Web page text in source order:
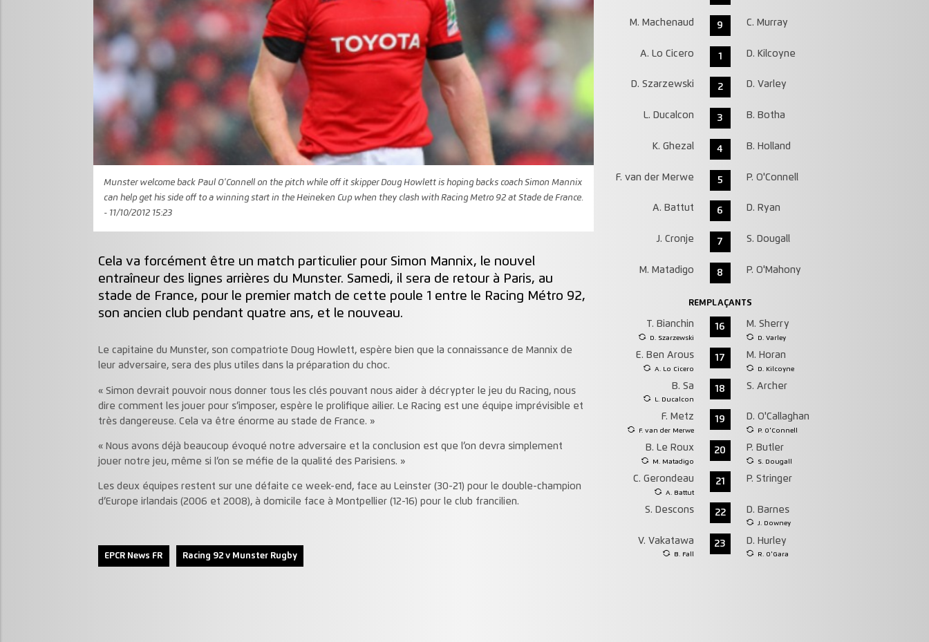
Munster welcome back Paul O'Connell on the pitch while off it skipper Doug Howlett is hoping backs coach Simon Mannix
can help get his side off to a winning start in the Heineken Cup when they clash with Racing Metro 92 at Stade de France.
- 11/10/2012 15:23
Cela va forcément être un match particulier pour Simon Mannix, le nouvel
entraîneur des lignes arrières du Munster. Samedi, il sera de retour à Paris, au
stade de France, pour le premier match de cette poule 1 entre le Racing Métro 92,
son ancien club pendant quatre ans, et le nouveau.
Le capitaine du Munster, son compatriote Doug Howlett, espère bien que la connaissance de Mannix de
leur adversaire, sera des plus utiles dans la préparation du choc.
« Simon devrait pouvoir nous donner tous les clés pouvant nous aider à décrypter le jeu du Racing, nous
dire comment les jouer pour s’imposer, espère le prolifique ailier. Le Racing est une équipe imprévisible et
très dangereuse. Cela va être énorme au stade de France. »
« Nous avons déjà beaucoup évoqué notre adversaire et la conclusion est que l’on devra simplement
jouer notre jeu, même si l’on se méfie de la qualité des Parisiens. »
Les deux équipes restent sur une défaite ce week-end, face au Leinster (30-21) pour le double-champion
d’Europe irlandais (2006 et 2008), à domicile face à Montpellier (12-16) pour le club francilien.
EPCR News FR Racing 92 v Munster Rugby
M. Machenaud 9 C. Murray
A. Lo Cicero 1 D. Kilcoyne
D. Szarzewski 2 D. Varley
L. Ducalcon 3 B. Botha
K. Ghezal 4 B. Holland
F. van der Merwe 5 P. O'Connell
A. Battut 6 D. Ryan
J. Cronje 7 S. Dougall
M. Matadigo 8 P. O'Mahony
REMPLAÇANTS
T. Bianchin
D. Szarzewski
16 M. Sherry
D. Varley
E. Ben Arous
A. Lo Cicero
17 M. Horan
D. Kilcoyne
B. Sa
L. Ducalcon
18 S. Archer
F. Metz
F. van der Merwe
19 D. O'Callaghan
P. O'Connell
B. Le Roux
M. Matadigo
20 P. Butler
S. Dougall
C. Gerondeau
A. Battut
21 P. Stringer
S. Descons 22 D. Barnes
J. Downey
V. Vakatawa
B. Fall
23 D. Hurley
R. O'Gara